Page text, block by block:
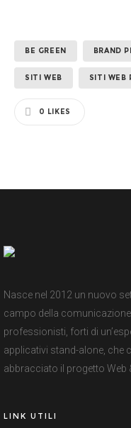
BE GREEN BRAND
SITI WEB SITI WEB
0 LIKES
Nasce nel 2012 un nuovo
campo della
professionisti, forti di
applicativi stand-alone, che
abbracciato il progetto Web
LINK UTILI